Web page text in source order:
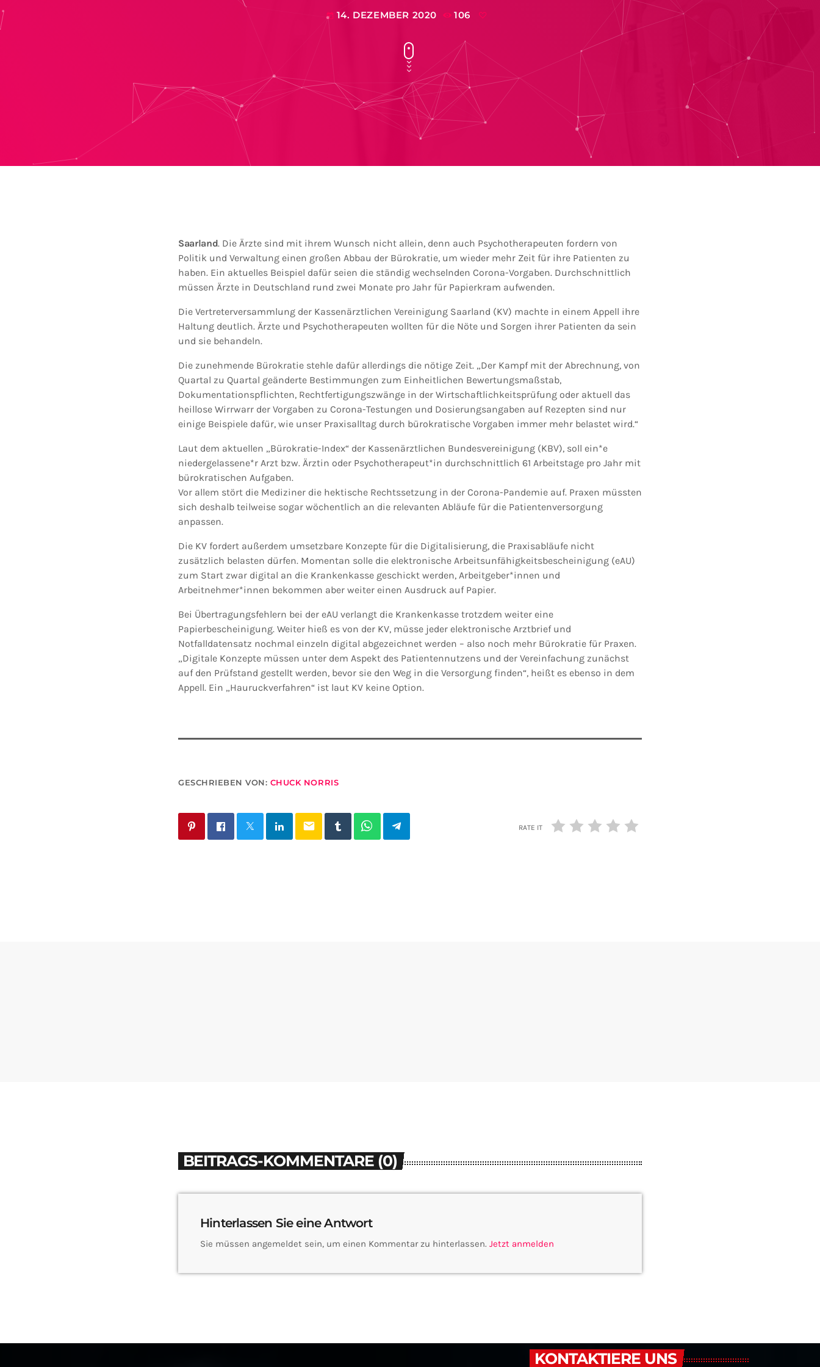
today 14. DEZEMBER 2020 106
Saarland. Die Ärzte sind mit ihrem Wunsch nicht allein, denn auch Psychotherapeuten fordern von
Politik und Verwaltung einen großen Abbau der Bürokratie, um wieder mehr Zeit für ihre Patienten zu
haben. Ein aktuelles Beispiel dafür seien die ständig wechselnden Corona-Vorgaben. Durchschnittlich
müssen Ärzte in Deutschland rund zwei Monate pro Jahr für Papierkram aufwenden.
Die Vertreterversammlung der Kassenärztlichen Vereinigung Saarland (KV) machte in einem Appell ihre
Haltung deutlich. Ärzte und Psychotherapeuten wollten für die Nöte und Sorgen ihrer Patienten da sein
und sie behandeln.
Die zunehmende Bürokratie stehle dafür allerdings die nötige Zeit. „Der Kampf mit der Abrechnung, von
Quartal zu Quartal geänderte Bestimmungen zum Einheitlichen Bewertungsmaßstab,
Dokumentationspflichten, Rechtfertigungszwänge in der Wirtschaftlichkeitsprüfung oder aktuell das
heillose Wirrwarr der Vorgaben zu Corona-Testungen und Dosierungsangaben auf Rezepten sind nur
einige Beispiele dafür, wie unser Praxisalltag durch bürokratische Vorgaben immer mehr belastet wird.“
Laut dem aktuellen „Bürokratie-Index“ der Kassenärztlichen Bundesvereinigung (KBV), soll ein*e
niedergelassene*r Arzt bzw. Ärztin oder Psychotherapeut*in durchschnittlich 61 Arbeitstage pro Jahr mit
bürokratischen Aufgaben.
Vor allem stört die Mediziner die hektische Rechtssetzung in der Corona-Pandemie auf. Praxen müssten
sich deshalb teilweise sogar wöchentlich an die relevanten Abläufe für die Patientenversorgung
anpassen.
Die KV fordert außerdem umsetzbare Konzepte für die Digitalisierung, die Praxisabläufe nicht
zusätzlich belasten dürfen. Momentan solle die elektronische Arbeitsunfähigkeitsbescheinigung (eAU)
zum Start zwar digital an die Krankenkasse geschickt werden, Arbeitgeber*innen und
Arbeitnehmer*innen bekommen aber weiter einen Ausdruck auf Papier.
Bei Übertragungsfehlern bei der eAU verlangt die Krankenkasse trotzdem weiter eine
Papierbescheinigung. Weiter hieß es von der KV, müsse jeder elektronische Arztbrief und
Notfalldatensatz nochmal einzeln digital abgezeichnet werden – also noch mehr Bürokratie für Praxen.
„Digitale Konzepte müssen unter dem Aspekt des Patientennutzens und der Vereinfachung zunächst
auf den Prüfstand gestellt werden, bevor sie den Weg in die Versorgung finden“, heißt es ebenso in dem
Appell. Ein „Hauruckverfahren“ ist laut KV keine Option.
GESCHRIEBEN VON: CHUCK NORRIS
email RATE IT
BEITRAGS-KOMMENTARE (0)
Hinterlassen Sie eine Antwort
Sie müssen angemeldet sein, um einen Kommentar zu hinterlassen. Jetzt anmelden
KONTAKTIERE UNS